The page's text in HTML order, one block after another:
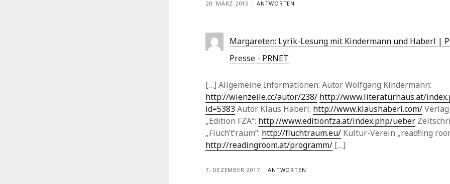
20. MÄRZ 2015 ANTWORTEN
Margareten: Lyrik-Lesung mit Kindermann und Haberl |
Presse - PRNET
[…] Allgemeine Informationen: Autor Wolfgang Kindermann:
http://wienzeile.cc/autor/238/ http://www.literaturhaus.at/
id=5383 Autor Klaus Haberl: http://www.klaushaberl.com/Verlag
„Edition FZA“: http://www.editionfza.at/index.php/ueber
„Fluch’t’raum“: http://fluchtraum.eu/ Kultur-Verein „read!!ing
http://readingroom.at/programm/ […]
7. DEZEMBER 2017 ANTWORTEN